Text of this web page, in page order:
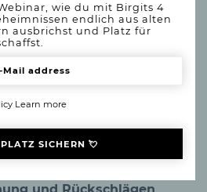
wie du mit Birgits 4
endlich aus alten
ausbrichst und Platz für
Learn more